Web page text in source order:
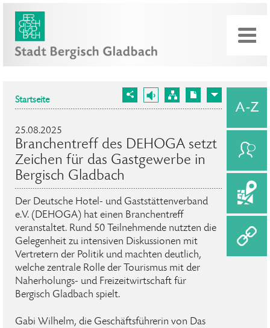
Startseite
25.08.2025
Branchentreff des DEHOGA setzt
Zeichen für das Gastgewerbe in
Bergisch Gladbach
Der Deutsche Hotel- und Gaststättenverband
e.V. (DEHOGA) hat einen Branchentreff
veranstaltet. Rund 50 Teilnehmende nutzten die
Gelegenheit zu intensiven Diskussionen mit
Vertretern der Politik und machten deutlich,
welche zentrale Rolle der Tourismus mit der
Naherholungs- und Freizeitwirtschaft für
Bergisch Gladbach spielt.
Gabi Wilhelm, die Geschäftsführerin von Das